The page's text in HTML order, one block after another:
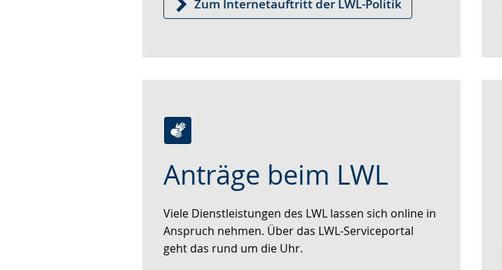
Anträge beim LWL
Zur
Leichten
Sprache
Aktiviere
Audio-
Unterstützung.
Ein
Video
in
Gebärdensprache
wird
angezeigt.
Viele Dienstleistungen des LWL lassen sich online in
Anspruch nehmen. Über das LWL-Serviceportal
geht das rund um die Uhr.